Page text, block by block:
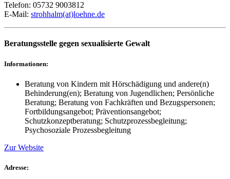
Telefon: 05732 9003812
E-Mail: strohhalm(at)loehne.de
Beratungsstelle gegen sexualisierte Gewalt
Informationen:
Beratung von Kindern mit Hörschädigung und andere(n)
Behinderung(en); Beratung von Jugendlichen; Persönliche
Beratung; Beratung von Fachkräften und Bezugspersonen;
Fortbildungsangebot; Präventionsangebot;
Schutzkonzeptberatung; Schutzprozessbegleitung;
Psychosoziale Prozessbegleitung
Zur Website
Adresse: